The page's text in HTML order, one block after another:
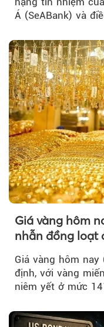
Á (SeABank) và
Giá vàng hôm
nhẫn đồng loạt
Giá vàng hôm
định, với vàng
niêm yết ở mức
kể so với phiên